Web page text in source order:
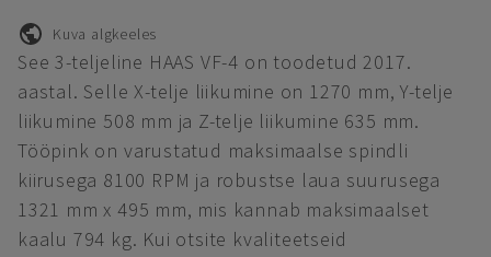
Kuva algkeeles
See 3-teljeline HAAS VF-4 on toodetud 2017.
aastal. Selle X-telje liikumine on 1270 mm, Y-telje
liikumine 508 mm ja Z-telje liikumine 635 mm.
Tööpink on varustatud maksimaalse spindli
kiirusega 8100 RPM ja robustse laua suurusega
1321 mm x 495 mm, mis kannab maksimaalset
kaalu 794 kg. Kui otsite kvaliteetseid